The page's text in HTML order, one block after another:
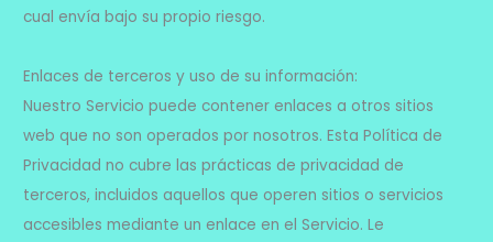
cual envía bajo su propio riesgo.
Enlaces de terceros y uso de su información:
Nuestro Servicio puede contener enlaces a otros sitios
web que no son operados por nosotros. Esta Política de
Privacidad no cubre las prácticas de privacidad de
terceros, incluidos aquellos que operen sitios o servicios
accesibles mediante un enlace en el Servicio. Le